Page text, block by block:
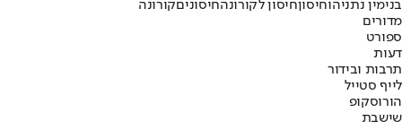
בנימין נתניהוחיסוןחיסון לקורונהחיסוניםקורונה
מדורים
ספורט
דעות
תרבות ובידור
לייף סטייל
הורוסקופ
שישבת